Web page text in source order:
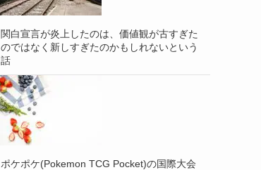
関白宣言が炎上したのは、価値観が古すぎた
のではなく新しすぎたのかもしれないという
話
ポケポケ(Pokemon TCG Pocket)の国際大会